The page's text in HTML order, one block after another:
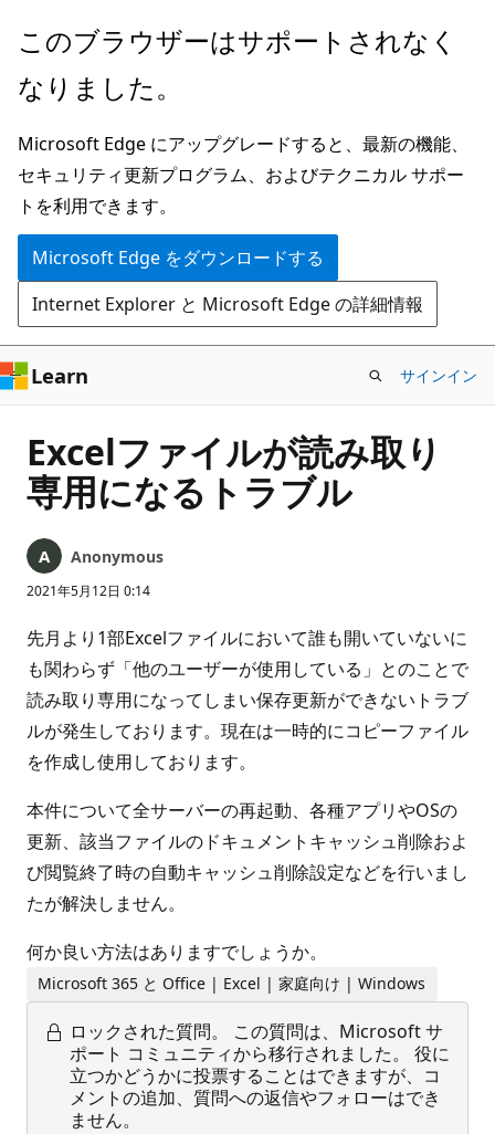
メ
ン
ン
テ
ン
ツ
に
ス
キ
ッ
プ
このブラウザーはサポートされなく
なりました。
Microsoft Edge にアップグレードすると、最新の機能、
セキュリティ更新プログラム、およびテクニカル サポー
トを利用できます。
Microsoft Edge をダウンロードする
Internet Explorer と Microsoft Edge の詳細情報
Learn サインイン
Excelファイルが読み取り
専用になるトラブル
Anonymous
2021年5月12日 0:14
先月より1部Excelファイルにおいて誰も開いていないに
も関わらず「他のユーザーが使用している」とのことで
読み取り専用になってしまい保存更新ができないトラブ
ルが発生しております。現在は一時的にコピーファイル
を作成し使用しております。
本件について全サーバーの再起動、各種アプリやOSの
更新、該当ファイルのドキュメントキャッシュ削除およ
び閲覧終了時の自動キャッシュ削除設定などを行いまし
たが解決しません。
何か良い方法はありますでしょうか。
Microsoft 365 と Office | Excel | 家庭向け | Windows
ロックされた質問。
この質問は、Microsoft サ
ポート コミュニティから移行されました。 役に
立つかどうかに投票することはできますが、コ
メントの追加、質問への返信やフォローはでき
ません。